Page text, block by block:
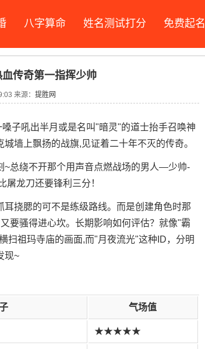
八字算命 姓名测试打分 免费起名
传奇第一指挥少帅
来源： 提胜网
子吼出半月或是名叫"暗灵"的道士抬手召唤神
墙上飘扬的战旗,见证着二十年不灭的传奇。
~总绕不开那个用声音点燃战场的男人—少帅-
龙刀还要锋利三分！
挠腮的可不是练级路线。而是创建角色时那
要骚得进心坎。长期影响如何评估？就像"霸
扫祖玛寺庙的画面,而"月夜流光"这种ID，分明
现~
气场值
★★★★★